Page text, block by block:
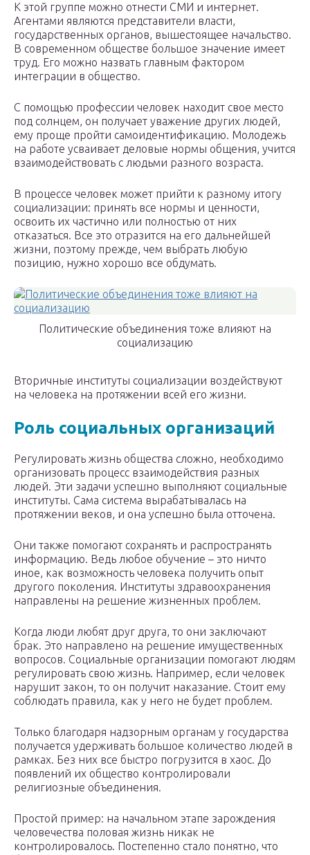
К этой группе можно отнести СМИ и интернет.
Агентами являются представители власти,
государственных органов, вышестоящее начальство.
В современном обществе большое значение имеет
труд. Его можно назвать главным фактором
интеграции в общество.
С помощью профессии человек находит свое место
под солнцем, он получает уважение других людей,
ему проще пройти самоидентификацию. Молодежь
на работе усваивает деловые нормы общения, учится
взаимодействовать с людьми разного возраста.
В процессе человек может прийти к разному итогу
социализации: принять все нормы и ценности,
освоить их частично или полностью от них
отказаться. Все это отразится на его дальнейшей
жизни, поэтому прежде, чем выбрать любую
позицию, нужно хорошо все обдумать.
Политические объединения тоже влияют на
социализацию
Вторичные институты социализации воздействуют
на человека на протяжении всей его жизни.
Роль социальных организаций
Регулировать жизнь общества сложно, необходимо
организовать процесс взаимодействия разных
людей. Эти задачи успешно выполняют социальные
институты. Сама система вырабатывалась на
протяжении веков, и она успешно была отточена.
Они также помогают сохранять и распространять
информацию. Ведь любое обучение – это ничто
иное, как возможность человека получить опыт
другого поколения. Институты здравоохранения
направлены на решение жизненных проблем.
Когда люди любят друг друга, то они заключают
брак. Это направлено на решение имущественных
вопросов. Социальные организации помогают людям
регулировать свою жизнь. Например, если человек
нарушит закон, то он получит наказание. Стоит ему
соблюдать правила, как у него не будет проблем.
Только благодаря надзорным органам у государства
получается удерживать большое количество людей в
рамках. Без них все быстро погрузится в хаос. До
появлений их общество контролировали
религиозные объединения.
Простой пример: на начальном этапе зарождения
человечества половая жизнь никак не
контролировалось. Постепенно стало понятно, что